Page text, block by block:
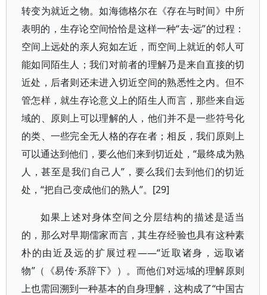
转变为就近之物。如海德格尔在《存在与时间》中所
表明的，生存论空间恰恰是这样一种“去-远”的过程：
空间上远处的亲人宛如左近，而空间上就近的邻人可
能如同陌生人；我们对前者的理解乃是来自直接的切
近处，后者则还未进入切近空间的熟悉性之内。但不
管怎样，就生存论意义上的陌生人而言，那些来自远
域的、原则上可以理解的人，他们并不是一些符号化
的类、一些完全无人格的存在者；相反，我们原则上
可以通达到他们，要么他们来到切近处，“最终成为熟
人，甚至是我们自己人”，要么我们去到他们的切近
处，“把自己变成他们的熟人”。[29]
如果上述对身体空间之分层结构的描述是适当
的，那么对早期儒家而言，其生存经验也具有这种素
朴的由近及远的扩展过程——“近取诸身，远取诸
物”（《易传·系辞下》）。而他们对远域的理解原则
上也需回溯到一种基本的自身理解，这构成了“中国古